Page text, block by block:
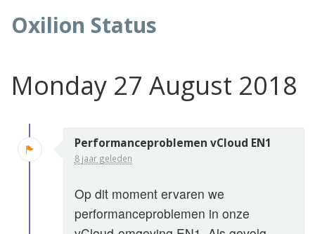
Oxilion Status
Monday 27 August 2018
Performanceproblemen vCloud EN1
8 jaar geleden
Op dit moment ervaren we
performanceproblemen in onze